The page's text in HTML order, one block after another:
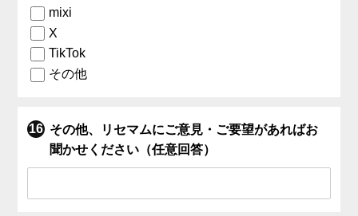
mixi
X
TikTok
その他
その他、リセマムにご意見・ご要望があればお
聞かせください（任意回答）